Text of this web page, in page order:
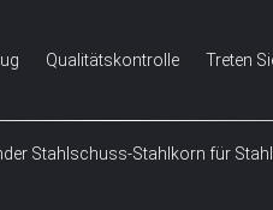
Qualitätskontrolle Treten
Stahlschuss-Stahlkorn für